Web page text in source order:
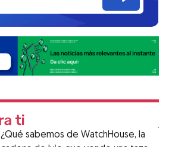
¿Qué sabemos de WatchHouse, la